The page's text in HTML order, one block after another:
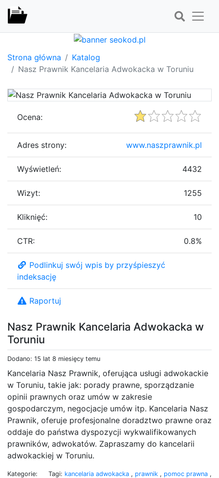
Strona główna
Katalog
Nasz Prawnik Kancelaria Adwokacka w Toruniu
Nasz Prawnik Kancelaria Adwokacka w
Toruniu
Dodano: 15 lat 8 miesięcy temu
Kancelaria Nasz Prawnik, oferująca usługi adwokackie
w Toruniu, takie jak: porady prawne, sporządzanie
opinii prawnych oraz umów w zakresie
gospodarczym, negocjacje umów itp. Kancelaria Nasz
Prawnik, oferuje profesjonalne doradztwo prawne oraz
oddaje do państwa dyspozycji wykwalifikowanych
prawników, adwokatów. Zapraszamy do kancelarii
adwokackiej w Toruniu.
Kategorie:
Tagi: kancelaria adwokacka , prawnik , pomoc prawna ,
Ocena:
Adres strony: www.naszprawnik.pl
Wyświetleń: 4432
Wizyt: 1255
Kliknięć: 10
CTR: 0.8%
Podlinkuj swój wpis by przyśpieszyć
indeksację
Raportuj